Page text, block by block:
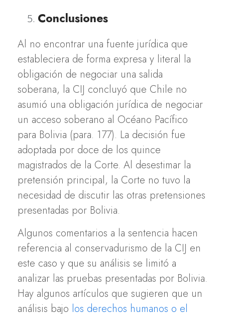
Conclusiones
Al no encontrar una fuente jurídica que
estableciera de forma expresa y literal la
obligación de negociar una salida
soberana, la CIJ concluyó que Chile no
asumió una obligación jurídica de negociar
un acceso soberano al Océano Pacífico
para Bolivia (para. 177). La decisión fue
adoptada por doce de los quince
magistrados de la Corte. Al desestimar la
pretensión principal, la Corte no tuvo la
necesidad de discutir las otras pretensiones
presentadas por Bolivia.
Algunos comentarios a la sentencia hacen
referencia al conservadurismo de la CIJ en
este caso y que su análisis se limitó a
analizar las pruebas presentadas por Bolivia.
Hay algunos artículos que sugieren que un
análisis bajo los derechos humanos o el